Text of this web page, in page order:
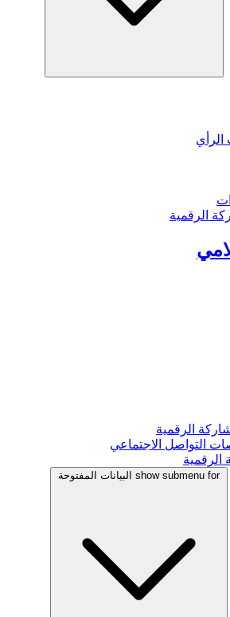
الرأي
الرقمية
الرقمية
التواصل الاجتماعي
الرقمية
show submenu for البيانات المفتوحة